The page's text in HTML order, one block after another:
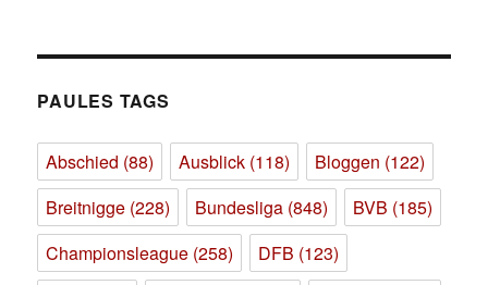
PAULES TAGS
Abschied (88) Ausblick (118) Bloggen (122)
Breitnigge (228) Bundesliga (848) BVB (185)
Championsleague (258) DFB (123)